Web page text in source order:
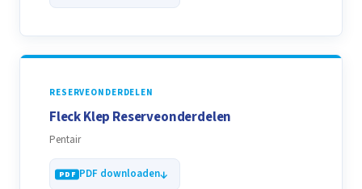
RESERVEONDERDELEN
Fleck Klep Reserveonderdelen
Pentair
PDF downloaden